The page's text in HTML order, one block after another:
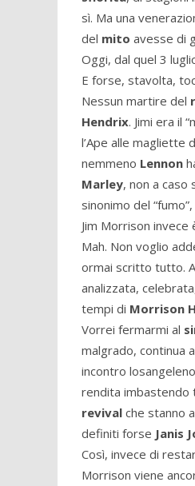
sì. Ma una
del mito avesse di
Oggi, dal quel 3
E forse, stavolta,
Nessun martire del
Hendrix. Jimi era il
l’Ape alle magliette
nemmeno Lennon
Marley, non a
sinonimo del
Jim Morrison invece
Mah. Non voglio
ormai scritto tutto.
analizzata,
tempi di Morrison
Vorrei fermarmi al
malgrado, continua
incontro
rendita imbastendo
revival che stanno
definiti forse Janis
Così, invece di
Morrison viene